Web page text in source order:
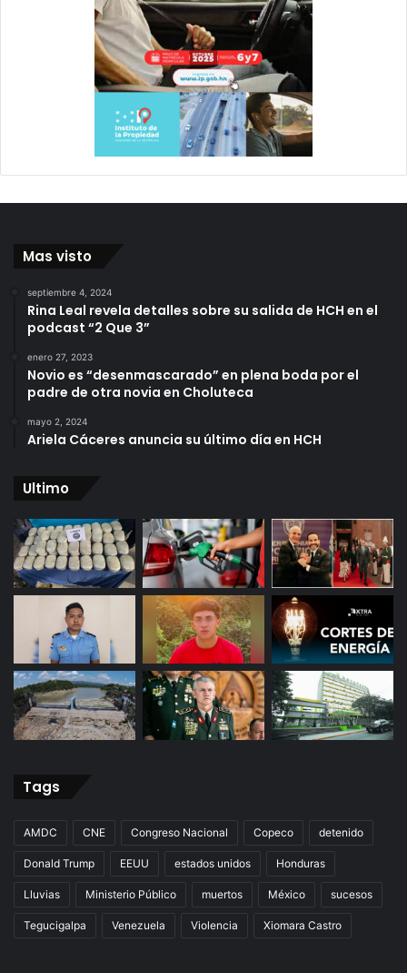
Mas visto
septiembre 4, 2024
Rina Leal revela detalles sobre su salida de HCH en el
podcast “2 Que 3”
enero 27, 2023
Novio es “desenmascarado” en plena boda por el
padre de otra novia en Choluteca
mayo 2, 2024
Ariela Cáceres anuncia su último día en HCH
Ultimo
Tags
AMDC CNE Congreso Nacional Copeco detenido
Donald Trump EEUU estados unidos Honduras
Lluvias Ministerio Público muertos México sucesos
Tegucigalpa Venezuela Violencia Xiomara Castro